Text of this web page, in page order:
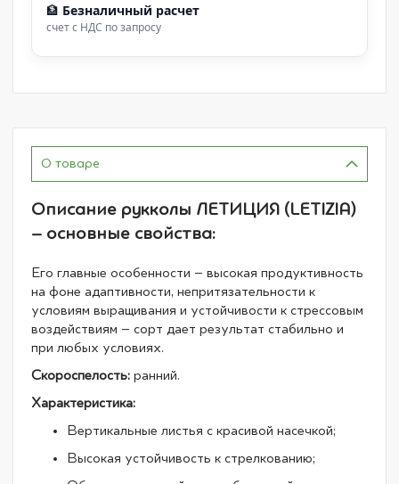
🏦 Безналичный расчет
счет с НДС по запросу
О товаре
Описание рукколы ЛЕТИЦИЯ (LETIZIA)
– основные свойства:
Его главные особенности – высокая продуктивность
на фоне адаптивности, непритязательности к
условиям выращивания и устойчивости к стрессовым
воздействиям – сорт дает результат стабильно и
при любых условиях.
Скороспелость: ранний.
Характеристика:
Вертикальные листья с красивой насечкой;
Высокая устойчивость к стрелкованию;